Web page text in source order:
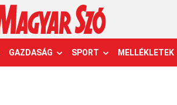
GAZDASÁG SPORT MELLÉKLETEK